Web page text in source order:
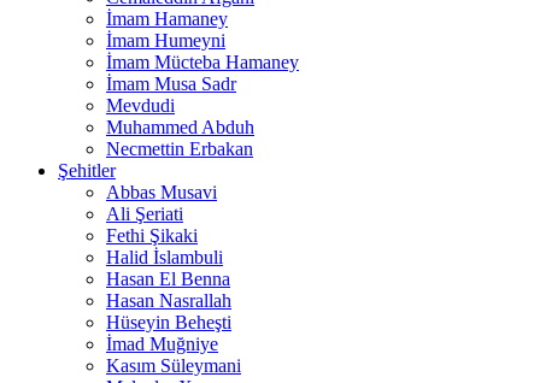
İmam Hamaney
İmam Humeyni
İmam Mücteba Hamaney
İmam Musa Sadr
Mevdudi
Muhammed Abduh
Necmettin Erbakan
Şehitler
Abbas Musavi
Ali Şeriati
Fethi Şikaki
Halid İslambuli
Hasan El Benna
Hasan Nasrallah
Hüseyin Beheşti
İmad Muğniye
Kasım Süleymani